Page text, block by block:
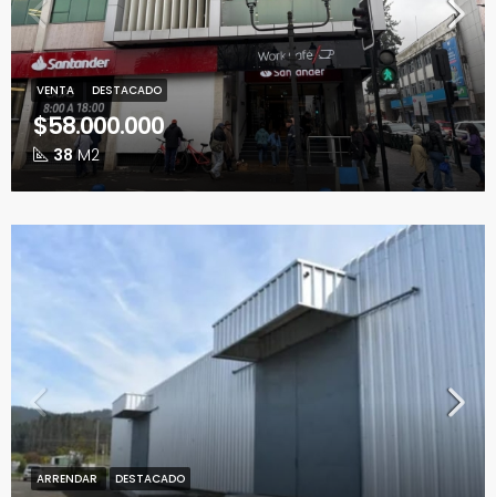
38 M2
$58.000.000
VENTA DESTACADO
ARRENDAR DESTACADO